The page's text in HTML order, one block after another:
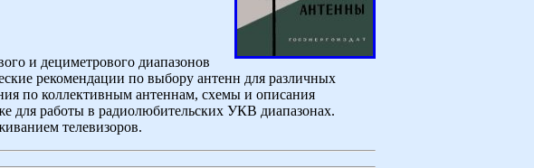
и дециметрового диапазонов
рекомендации по выбору антенн для различных
по коллективным антеннам, схемы и описания
для работы в радиолюбительских УКВ диапазонах.
телевизоров.